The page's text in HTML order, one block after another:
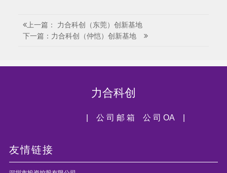
上一篇： 力合科创（东莞）创新基地
下一篇：力合科创（仲恺）创新基地
力合科创
公 司 OA |
| 公 司 邮 箱
友情链接